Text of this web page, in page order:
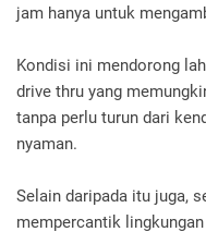
jam hanya untuk
Kondisi ini mendorong
drive thru yang
tanpa perlu turun dari
nyaman.
Selain daripada itu juga,
mempercantik